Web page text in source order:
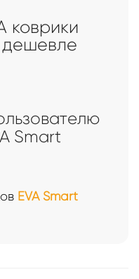
коврики
Smart
EVA Smart